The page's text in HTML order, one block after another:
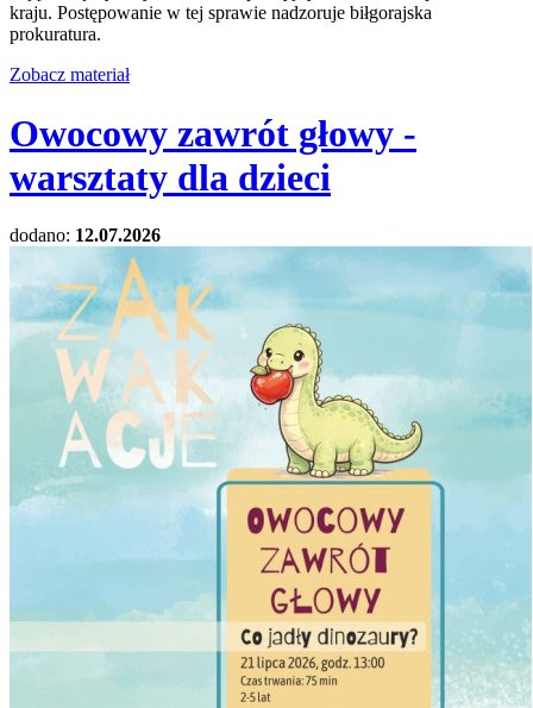
kraju. Postępowanie w tej sprawie nadzoruje biłgorajska
prokuratura.
Zobacz materiał
Owocowy zawrót głowy -
warsztaty dla dzieci
dodano: 12.07.2026